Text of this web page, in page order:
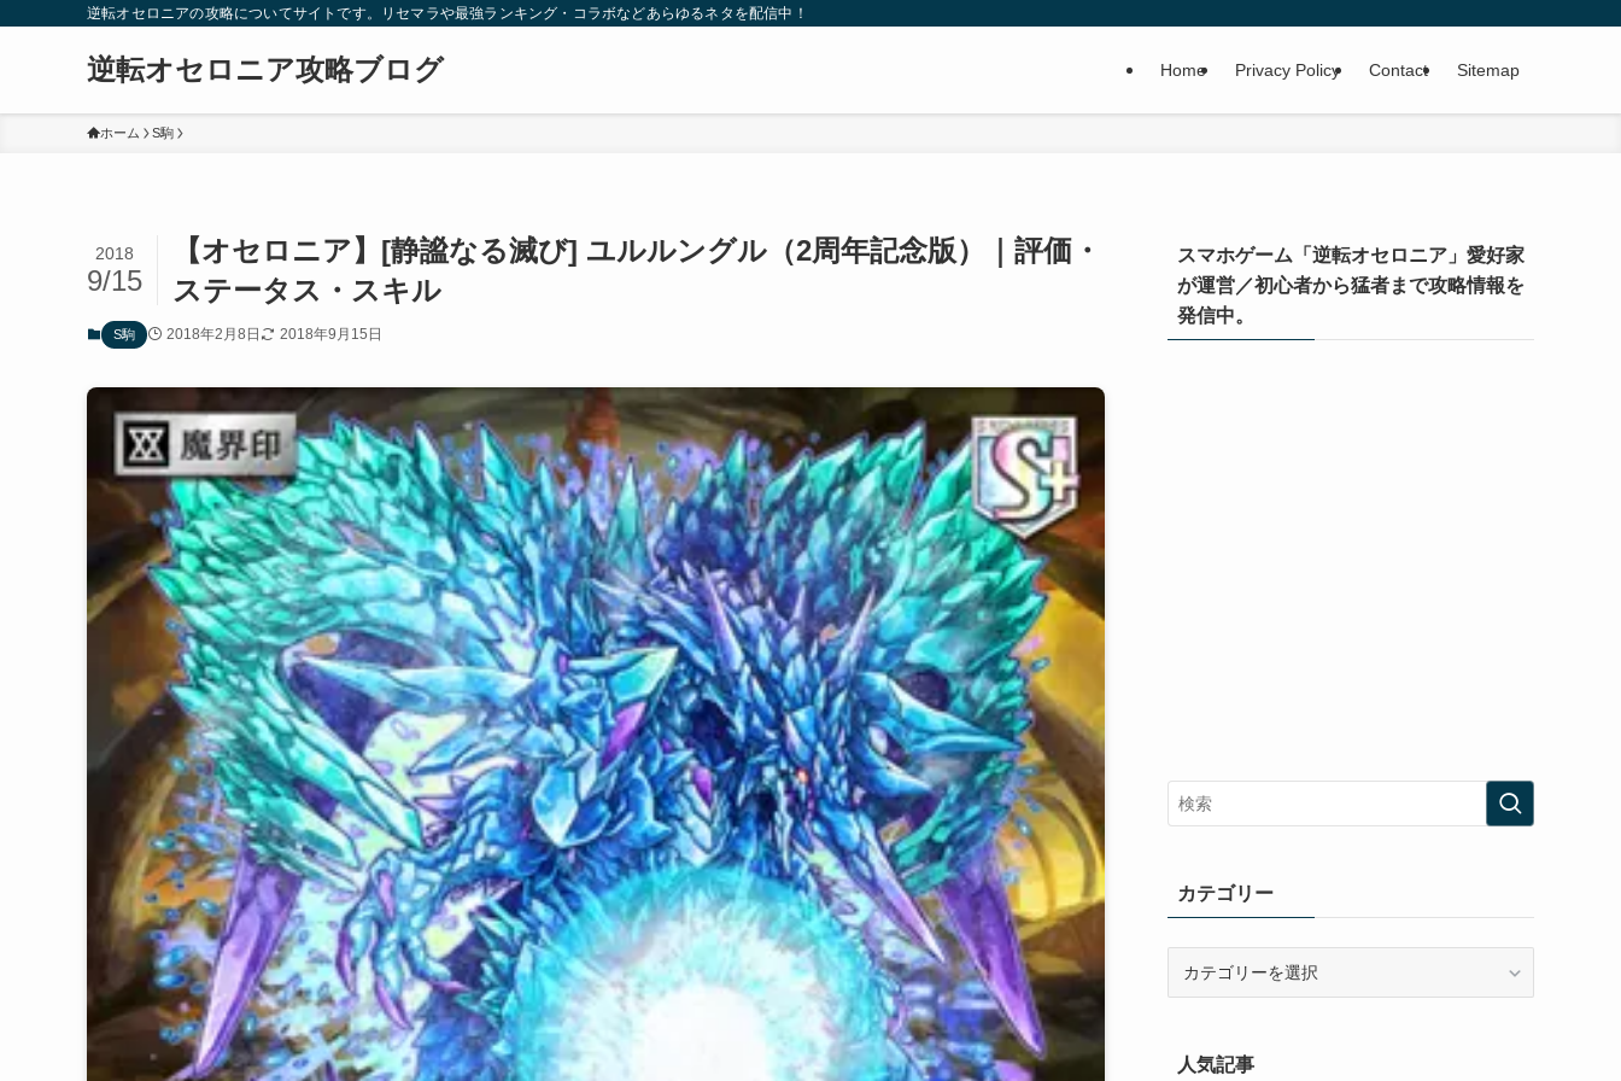
逆転オセロニアの攻略についてサイトです。リセマラや最強ランキング・コラボなどあらゆるネタを配信中！
逆転オセロニア攻略ブログ Home Privacy Policy Contact Sitemap
ホーム S駒
【オセロニア】[静謐なる滅び] ユルルングル（2周年記念版）｜評価・
ステータス・スキル
2018
9/15
S駒 2018年2月8日 2018年9月15日
スマホゲーム「逆転オセロニア」愛好家
が運営／初心者から猛者まで攻略情報を
発信中。
カテゴリー
ー人気記事